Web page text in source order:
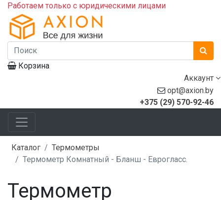
Работаем только с юридическими лицами
Корзина
Аккаунт
opt@axion.by
+375 (29) 570-92-46
Каталог
Термометры
Термометр Комнатный - Бланш - Еврогласс.
Термометр